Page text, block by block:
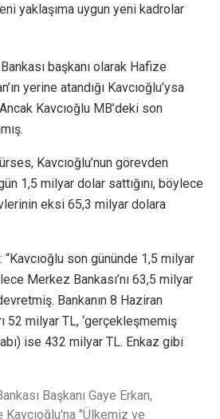
yaklaşıma uygun yeni kadrolar
başkanı olarak Hafize
yerine atandığı Kavcıoğlu’ysa
Kavcıoğlu MB’deki son
Kavcıoğlu’nun görevden
1,5 milyar dolar sattığını, böylece
eksi 65,3 milyar dolara
“Kavcıoğlu son gününde 1,5 milyar
Merkez Bankası’nı 63,5 milyar
Bankanın 8 Haziran
52 milyar TL, ‘gerçekleşmemiş
ise 432 milyar TL. Enkaz gibi
Başkanı Gaye Erkan,
"Ülkemiz ve